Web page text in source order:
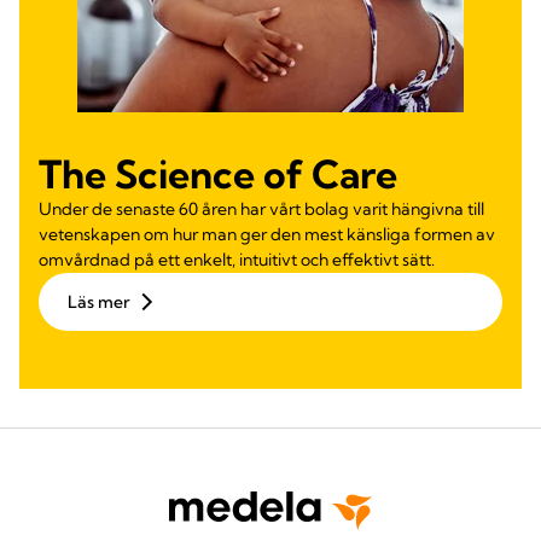
The Science of Care
Under de senaste 60 åren har vårt bolag varit hängivna till
vetenskapen om hur man ger den mest känsliga formen av
omvårdnad på ett enkelt, intuitivt och effektivt sätt.
Läs mer